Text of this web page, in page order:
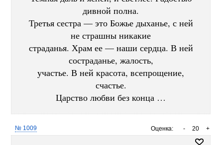
дивной полна.
Третья сестра — это Божье дыханье, с ней
не страшны никакие
страданья. Храм ее — наши сердца. В ней
состраданье, жалость,
участье. В ней красота, всепрощение,
счастье.
Царство любви без конца …
Оценка: +
20
-
№ 1009